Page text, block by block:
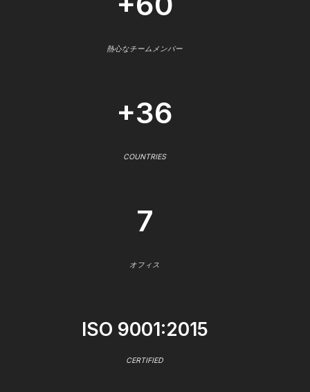
熱心なチームメンバー
+36
COUNTRIES
7
オフィス
ISO 9001:2015
CERTIFIED